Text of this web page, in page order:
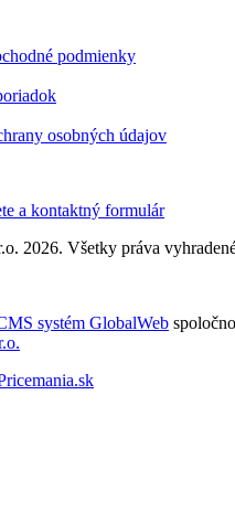
podmienky
osobných údajov
a kontaktný formulár
2026. Všetky práva
systém GlobalWeb